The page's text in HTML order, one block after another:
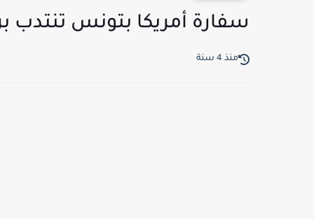
سفارة أمريكا بتونس تنتدب براتب سنوي
منذ 4 سنة